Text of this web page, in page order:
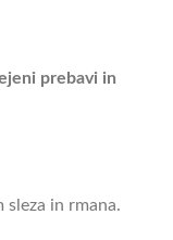
prebavi in
sleza in rmana.